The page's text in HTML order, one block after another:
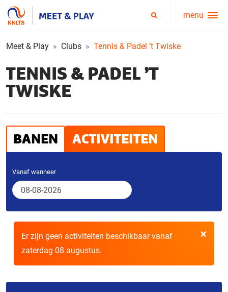
Service
menu
menu
Meet & Play Clubs Tennis & Padel ’t Twiske
TENNIS & PADEL ’T
TWISKE
BANEN ACTIVITEITEN
Vanaf wanneer
×
Er zijn geen activiteiten beschikbaar vanaf
zaterdag 08 augustus.